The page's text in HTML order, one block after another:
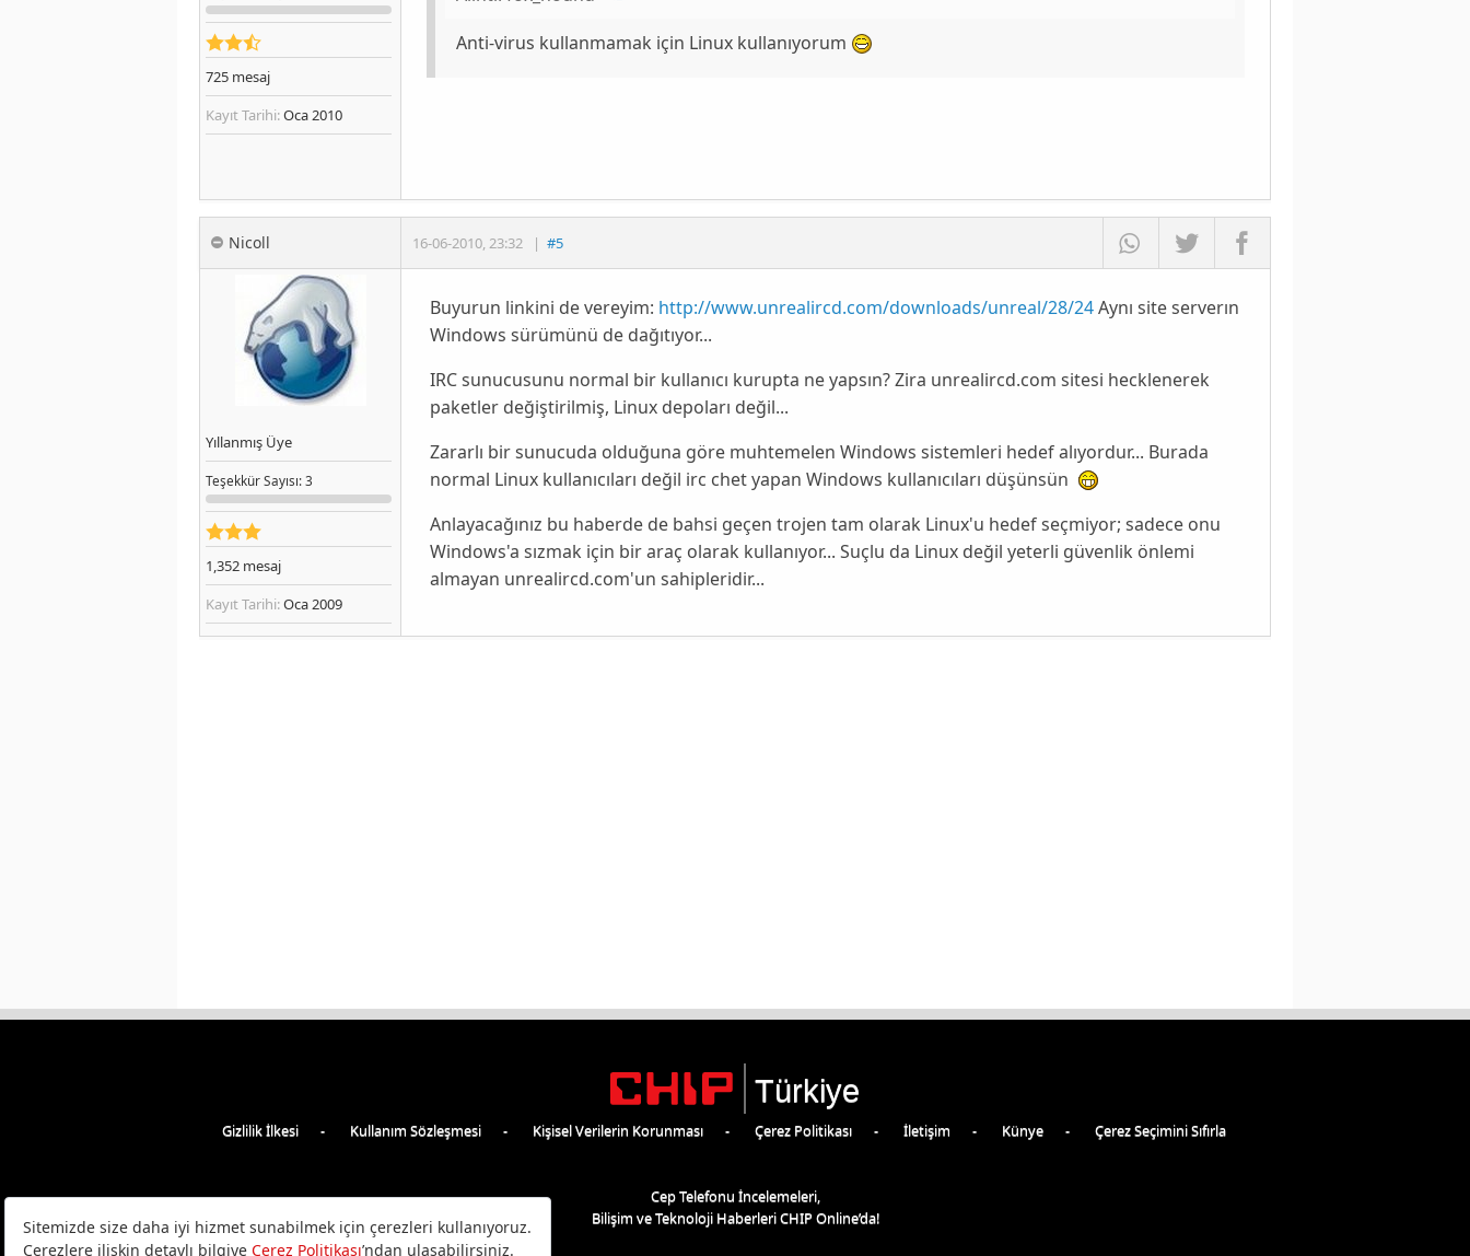
725 mesaj
Kayıt Tarihi:Oca 2010
Anti-virus kullanmamak için Linux kullanıyorum
Nicoll 16-06-2010,23:32 | #5
Yıllanmış Üye
TeşekkürSayısı: 3
1,352 mesaj
Kayıt Tarihi:Oca 2009
Buyurun linkini de vereyim: http://www.unrealircd.com/downloads/unreal/28/24Aynı site serverın
Windows sürümünü de dağıtıyor...
IRC sunucusunu normal bir kullanıcı kurupta ne yapsın? Zira unrealircd.com sitesi hecklenerek
paketler değiştirilmiş, Linux depoları değil...
Zararlı bir sunucuda olduğuna göre muhtemelen Windows sistemleri hedef alıyordur... Burada
normal Linux kullanıcıları değil irc chet yapan Windows kullanıcıları düşünsün
Anlayacağınız bu haberde de bahsi geçen trojen tam olarak Linux'u hedef seçmiyor; sadece onu
Windows'a sızmak için bir araç olarak kullanıyor... Suçlu da Linux değil yeterli güvenlik önlemi
almayan unrealircd.com'un sahipleridir...
Türkiye
Gizlilik İlkesi Kullanım Sözleşmesi Kişisel Verilerin Korunması Çerez Politikası İletişim Künye Çerez Seçimini Sıfırla
Cep Telefonu İncelemeleri,
Bilişim ve Teknoloji Haberleri CHIP Online’da!